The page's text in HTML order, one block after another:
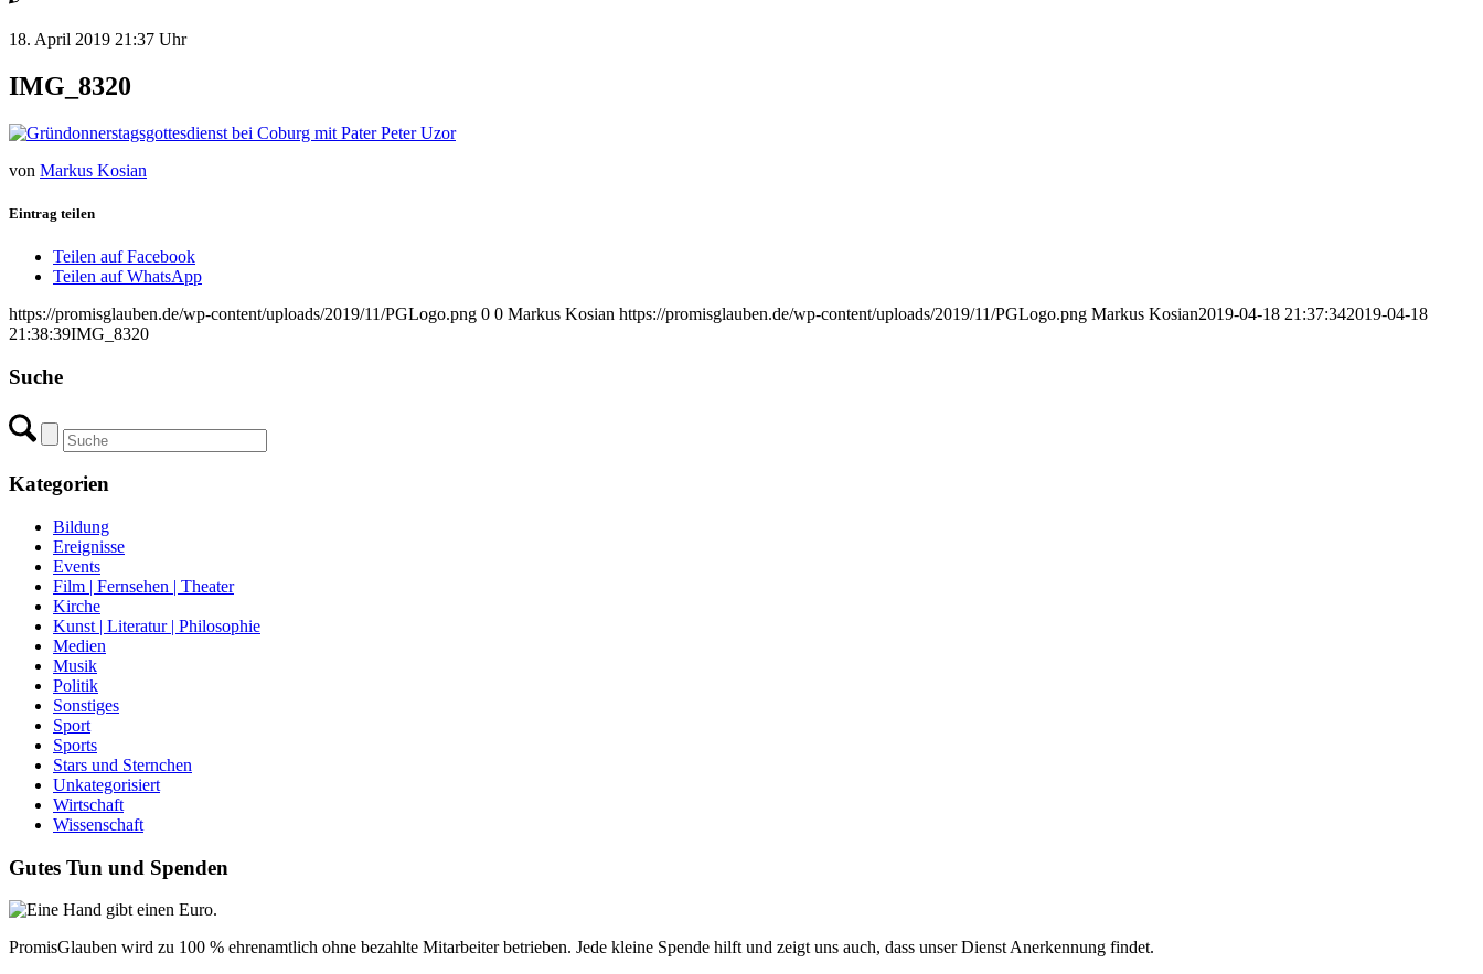
18. April 2019 21:37 Uhr
IMG_8320
von Markus Kosian
Eintrag teilen
Teilen auf Facebook
Teilen auf WhatsApp
https://promisglauben.de/wp-content/uploads/2019/11/PGLogo.png 0 0 Markus Kosian https://promisglauben.de/wp-content/uploads/2019/11/PGLogo.png Markus Kosian2019-04-18 21:37:342019-04-18
21:38:39IMG_8320
Suche
Kategorien
Bildung
Ereignisse
Events
Film | Fernsehen | Theater
Kirche
Kunst | Literatur | Philosophie
Medien
Musik
Politik
Sonstiges
Sport
Sports
Stars und Sternchen
Unkategorisiert
Wirtschaft
Wissenschaft
Gutes Tun und Spenden
PromisGlauben wird zu 100 % ehrenamtlich ohne bezahlte Mitarbeiter betrieben. Jede kleine Spende hilft und zeigt uns auch, dass unser Dienst Anerkennung findet.